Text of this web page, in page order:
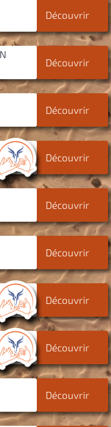
Découvrir
Découvrir
Découvrir
Découvrir
Découvrir
Découvrir
Découvrir
Découvrir
Découvrir